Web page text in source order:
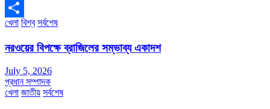
WhatsApp
Share
খেলা বিশ্ব সর্বশেষ
নরওয়ের বিপক্ষে ব্রাজিলের সম্ভাব্য একাদশ
July 5, 2026
প্রধান সম্পাদক
খেলা জাতীয় সর্বশেষ